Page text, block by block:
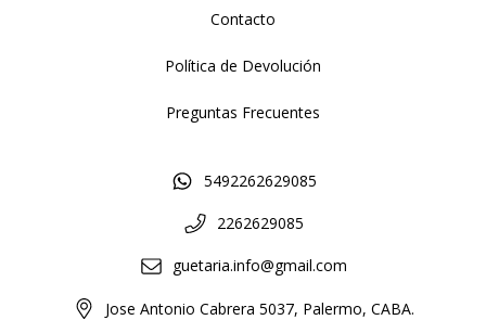
Contacto
Política de Devolución
Preguntas Frecuentes
5492262629085
2262629085
guetaria.info@gmail.com
Jose Antonio Cabrera 5037, Palermo, CABA.